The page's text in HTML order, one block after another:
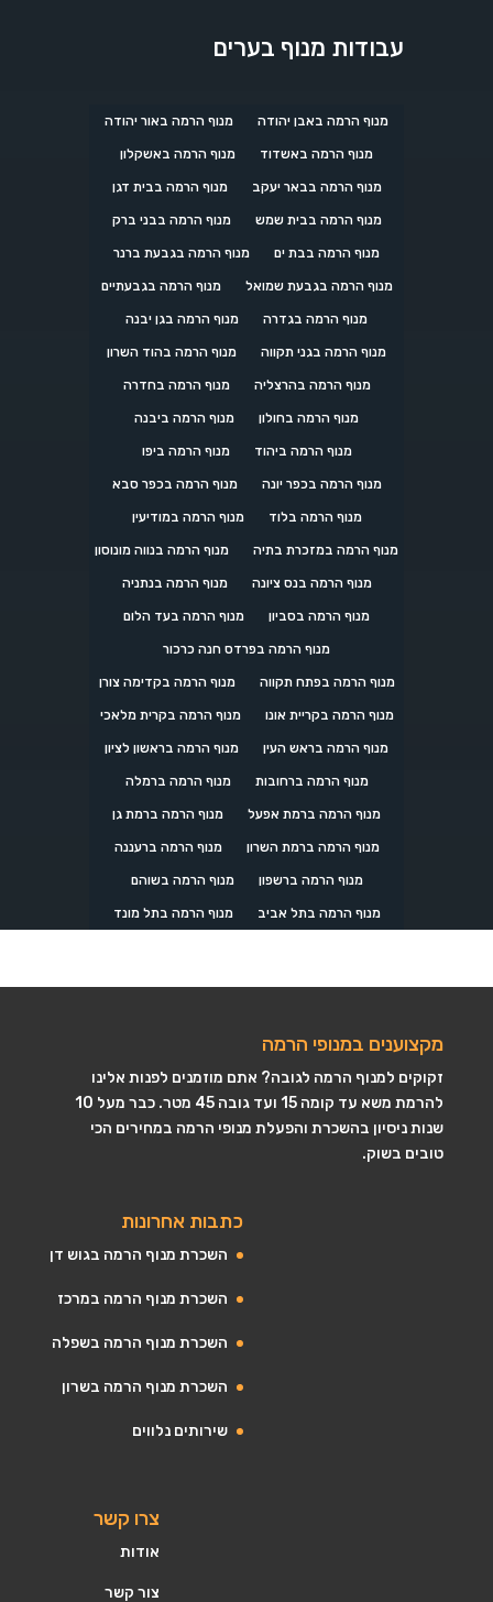
עבודות מנוף בערים
מנוף הרמה באבן יהודה מנוף הרמה באור יהודה
מנוף הרמה באשדוד מנוף הרמה באשקלון
מנוף הרמה בבאר יעקב מנוף הרמה בבית דגן
מנוף הרמה בבית שמש מנוף הרמה בבני ברק
מנוף הרמה בבת ים מנוף הרמה בגבעת ברנר
מנוף הרמה בגבעת שמואל מנוף הרמה בגבעתיים
מנוף הרמה בגדרה מנוף הרמה בגן יבנה
מנוף הרמה בגני תקווה מנוף הרמה בהוד השרון
מנוף הרמה בהרצליה מנוף הרמה בחדרה
מנוף הרמה בחולון מנוף הרמה ביבנה
מנוף הרמה ביהוד מנוף הרמה ביפו
מנוף הרמה בכפר יונה מנוף הרמה בכפר סבא
מנוף הרמה בלוד מנוף הרמה במודיעין
מנוף הרמה במזכרת בתיה מנוף הרמה בנווה מונוסון
מנוף הרמה בנס ציונה מנוף הרמה בנתניה
מנוף הרמה בסביון מנוף הרמה בעד הלום
מנוף הרמה בפרדס חנה כרכור
מנוף הרמה בפתח תקווה מנוף הרמה בקדימה צורן
מנוף הרמה בקריית אונו מנוף הרמה בקרית מלאכי
מנוף הרמה בראש העין מנוף הרמה בראשון לציון
מנוף הרמה ברחובות מנוף הרמה ברמלה
מנוף הרמה ברמת אפעל מנוף הרמה ברמת גן
מנוף הרמה ברמת השרון מנוף הרמה ברעננה
מנוף הרמה ברשפון מנוף הרמה בשוהם
מנוף הרמה בתל אביב מנוף הרמה בתל מונד
מקצוענים במנופי הרמה
זקוקים למנוף הרמה לגובה? אתם מוזמנים לפנות אלינו
להרמת משא עד קומה 15 ועד גובה 45 מטר. כבר מעל 10
שנות ניסיון בהשכרת והפעלת מנופי הרמה במחירים הכי
טובים בשוק.
כתבות אחרונות
השכרת מנוף הרמה בגוש דן
השכרת מנוף הרמה במרכז
השכרת מנוף הרמה בשפלה
השכרת מנוף הרמה בשרון
שירותים נלווים
צרו קשר
אודות
צור קשר